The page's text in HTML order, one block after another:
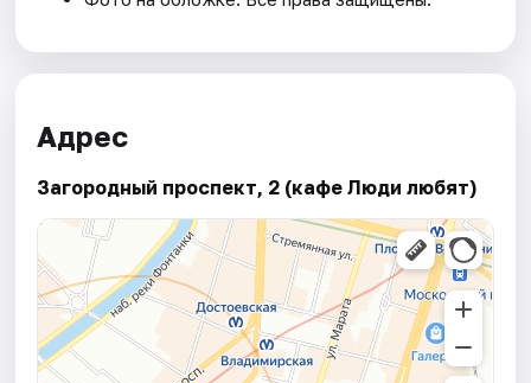
Адрес
Загородный проспект, 2 (кафе Люди любят)